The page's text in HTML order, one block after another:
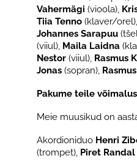
Vahermägi (vioola),
Tiia Tenno (klaver/orel),
Johannes Sarapuu
(viiul), Maila Laidna
Nestor (viiul), Rasmus
Jonas (sopran),
Pakume teile
Meie muusikud on
Akordioniduo Henri
(trompet), Piret Randal